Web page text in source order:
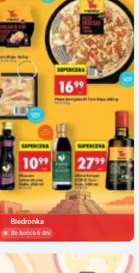
Biedronka
do końca 6 dni